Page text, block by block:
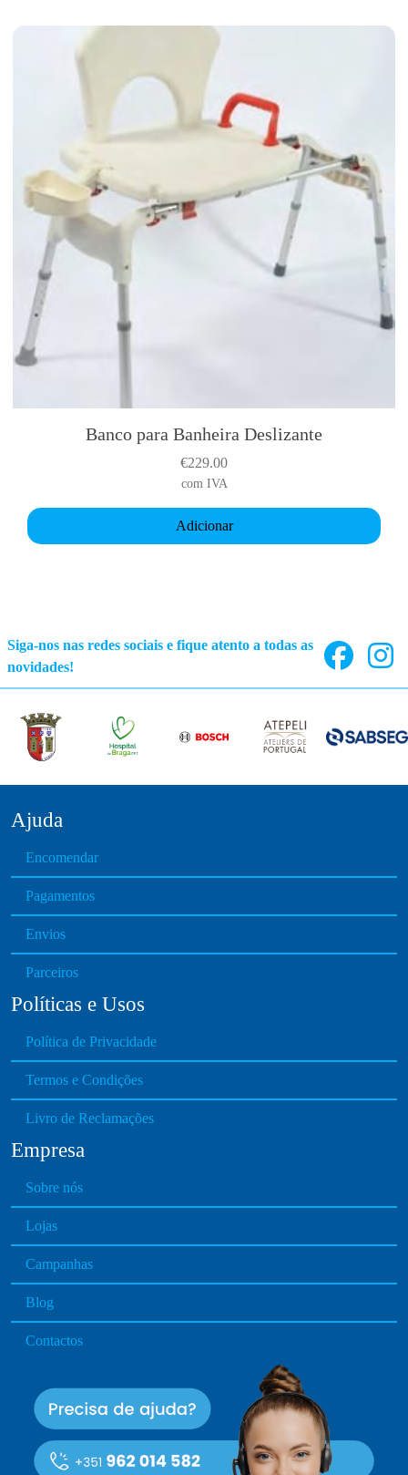
Banco para Banheira Deslizante
€229.00
com IVA
Adicionar
Siga-nos nas redes sociais e fique atento a todas as
novidades!
Ajuda
Encomendar
Pagamentos
Envios
Parceiros
Políticas e Usos
Política de Privacidade
Termos e Condições
Livro de Reclamações
Empresa
Sobre nós
Lojas
Campanhas
Blog
Contactos